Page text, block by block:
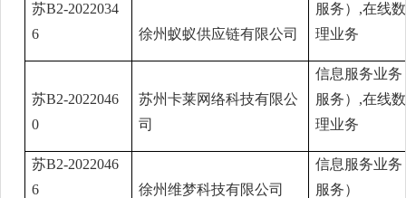
苏B2-2022034
6
徐州蚁蚁供应链有限公司
服务）,在线
理业务
苏B2-2022046
0
苏州卡莱网络科技有限公
司
信息服务业
服务）,在线
理业务
苏B2-2022046
6
徐州维梦科技有限公司
信息服务业
服务）